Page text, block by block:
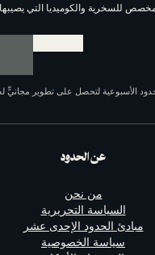
التي يصيبها السواد أحياناً
اشترك
تطوير مجانيٍّ لصندوق بريدك
عشر